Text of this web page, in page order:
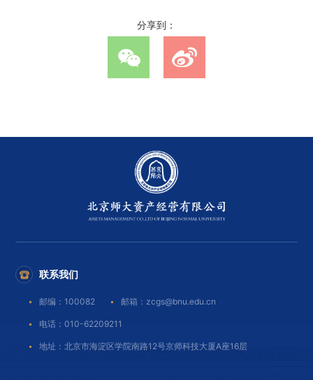
分享到：
联系我们
邮编：100082 邮箱：zcgs@bnu.edu.cn
电话：010-62209211
地址：北京市海淀区学院南路12号京师科技大厦A座16层